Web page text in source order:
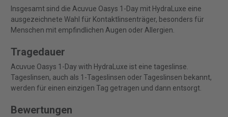
Insgesamt sind die Acuvue Oasys 1-Day mit HydraLuxe eine
ausgezeichnete Wahl für Kontaktlinsenträger, besonders für
Menschen mit empfindlichen Augen oder Allergien.
Tragedauer
Acuvue Oasys 1-Day with HydraLuxe ist eine tageslinse.
Tageslinsen, auch als 1-Tageslinsen oder Tageslinsen bekannt,
werden für einen einzigen Tag getragen und dann entsorgt.
Bewertungen